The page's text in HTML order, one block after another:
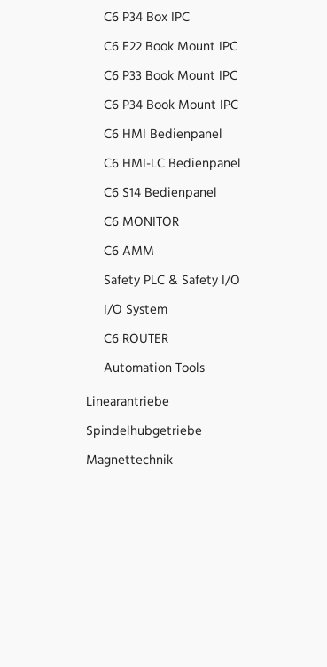
C6 P34 Box IPC
C6 E22 Book Mount IPC
C6 P33 Book Mount IPC
C6 P34 Book Mount IPC
C6 HMI Bedienpanel
C6 HMI-LC Bedienpanel
C6 S14 Bedienpanel
C6 MONITOR
C6 AMM
Safety PLC & Safety I/O
I/O System
C6 ROUTER
Automation Tools
Linearantriebe
Spindelhubgetriebe
Magnettechnik